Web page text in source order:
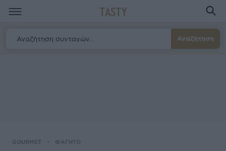
TASTY
Αναζήτηση
GOURMET ΦΑΓΗΤΟ